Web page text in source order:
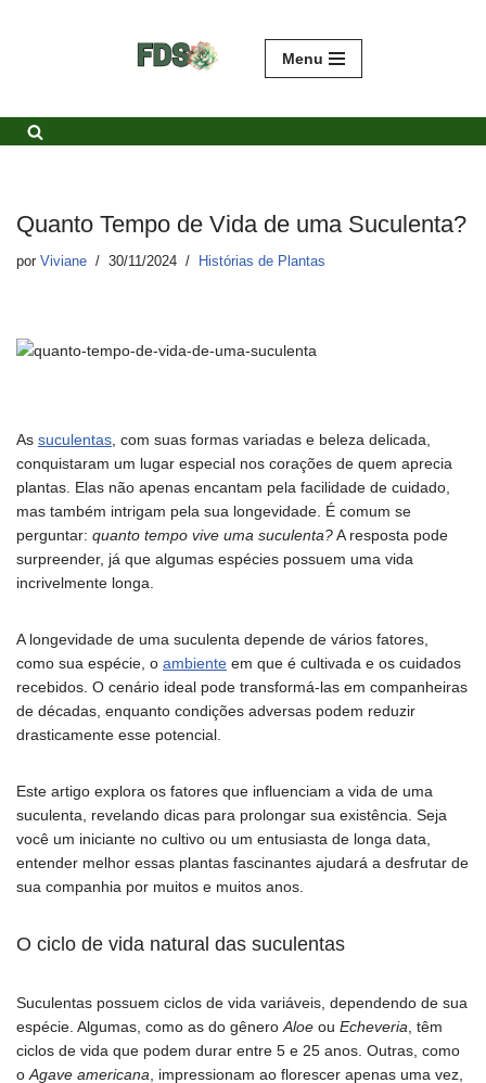
conteúdo
Menu
Quanto Tempo de Vida de uma Suculenta?
por Viviane 30/11/2024 Histórias de Plantas
As suculentas , com suas formas variadas e beleza delicada,
conquistaram um lugar especial nos corações de quem aprecia
plantas. Elas não apenas encantam pela facilidade de cuidado,
mas também intrigam pela sua longevidade. É comum se
perguntar: quanto tempo vive uma suculenta?A resposta pode
surpreender, já que algumas espécies possuem uma vida
incrivelmente longa.
A longevidade de uma suculenta depende de vários fatores,
como sua espécie, o ambiente em que é cultivada e os cuidados
recebidos. O cenário ideal pode transformá-las em companheiras
de décadas, enquanto condições adversas podem reduzir
drasticamente esse potencial.
Este artigo explora os fatores que influenciam a vida de uma
suculenta, revelando dicas para prolongar sua existência. Seja
você um iniciante no cultivo ou um entusiasta de longa data,
entender melhor essas plantas fascinantes ajudará a desfrutar de
sua companhia por muitos e muitos anos.
O ciclo de vida natural das suculentas
Suculentas possuem ciclos de vida variáveis, dependendo de sua
espécie. Algumas, como as do gênero Aloe ou Echeveria , têm
ciclos de vida que podem durar entre 5 e 25 anos. Outras, como
o Agave americana , impressionam ao florescer apenas uma vez,